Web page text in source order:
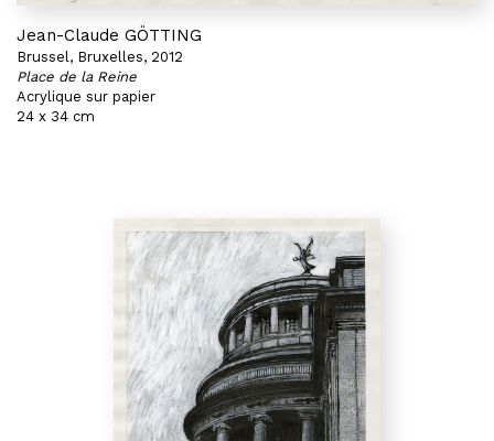
Jean-Claude GÖTTING
Brussel, Bruxelles, 2012
Place de la Reine
Acrylique sur papier
24 x 34 cm